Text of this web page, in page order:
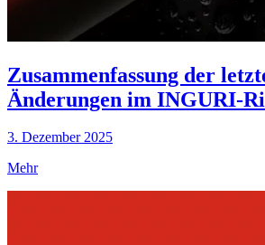
Zusammenfassung der
Änderungen im INGURI-
3. Dezember 2025
Mehr